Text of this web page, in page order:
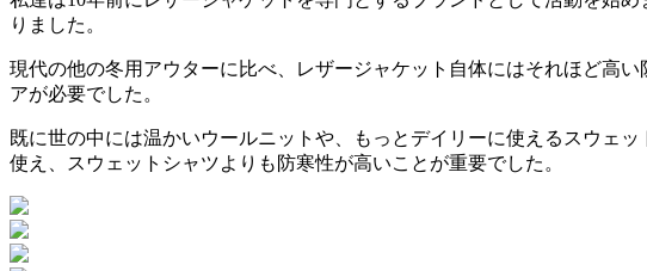
りました。
現代の他の冬用アウターに比べ、レザージャケット自体にはそれほど高
アが必要でした。
既に世の中には温かいウールニットや、もっとデイリーに使えるスウェ
使え、スウェットシャツよりも防寒性が高いことが重要でした。